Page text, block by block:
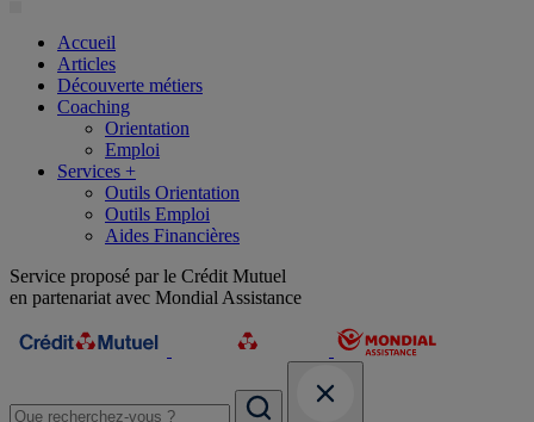
Accueil
Articles
Découverte métiers
Coaching
Orientation
Emploi
Services +
Outils Orientation
Outils Emploi
Aides Financières
Service proposé par le Crédit Mutuel
en partenariat avec Mondial Assistance